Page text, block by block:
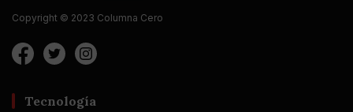
Copyright © 2023 Columna Cero
Tecnología